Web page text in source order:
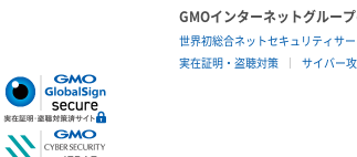
GMOインターネットグルー
世界初総合ネットセキュリティサ
実在証明・盗聴対策
サイバー